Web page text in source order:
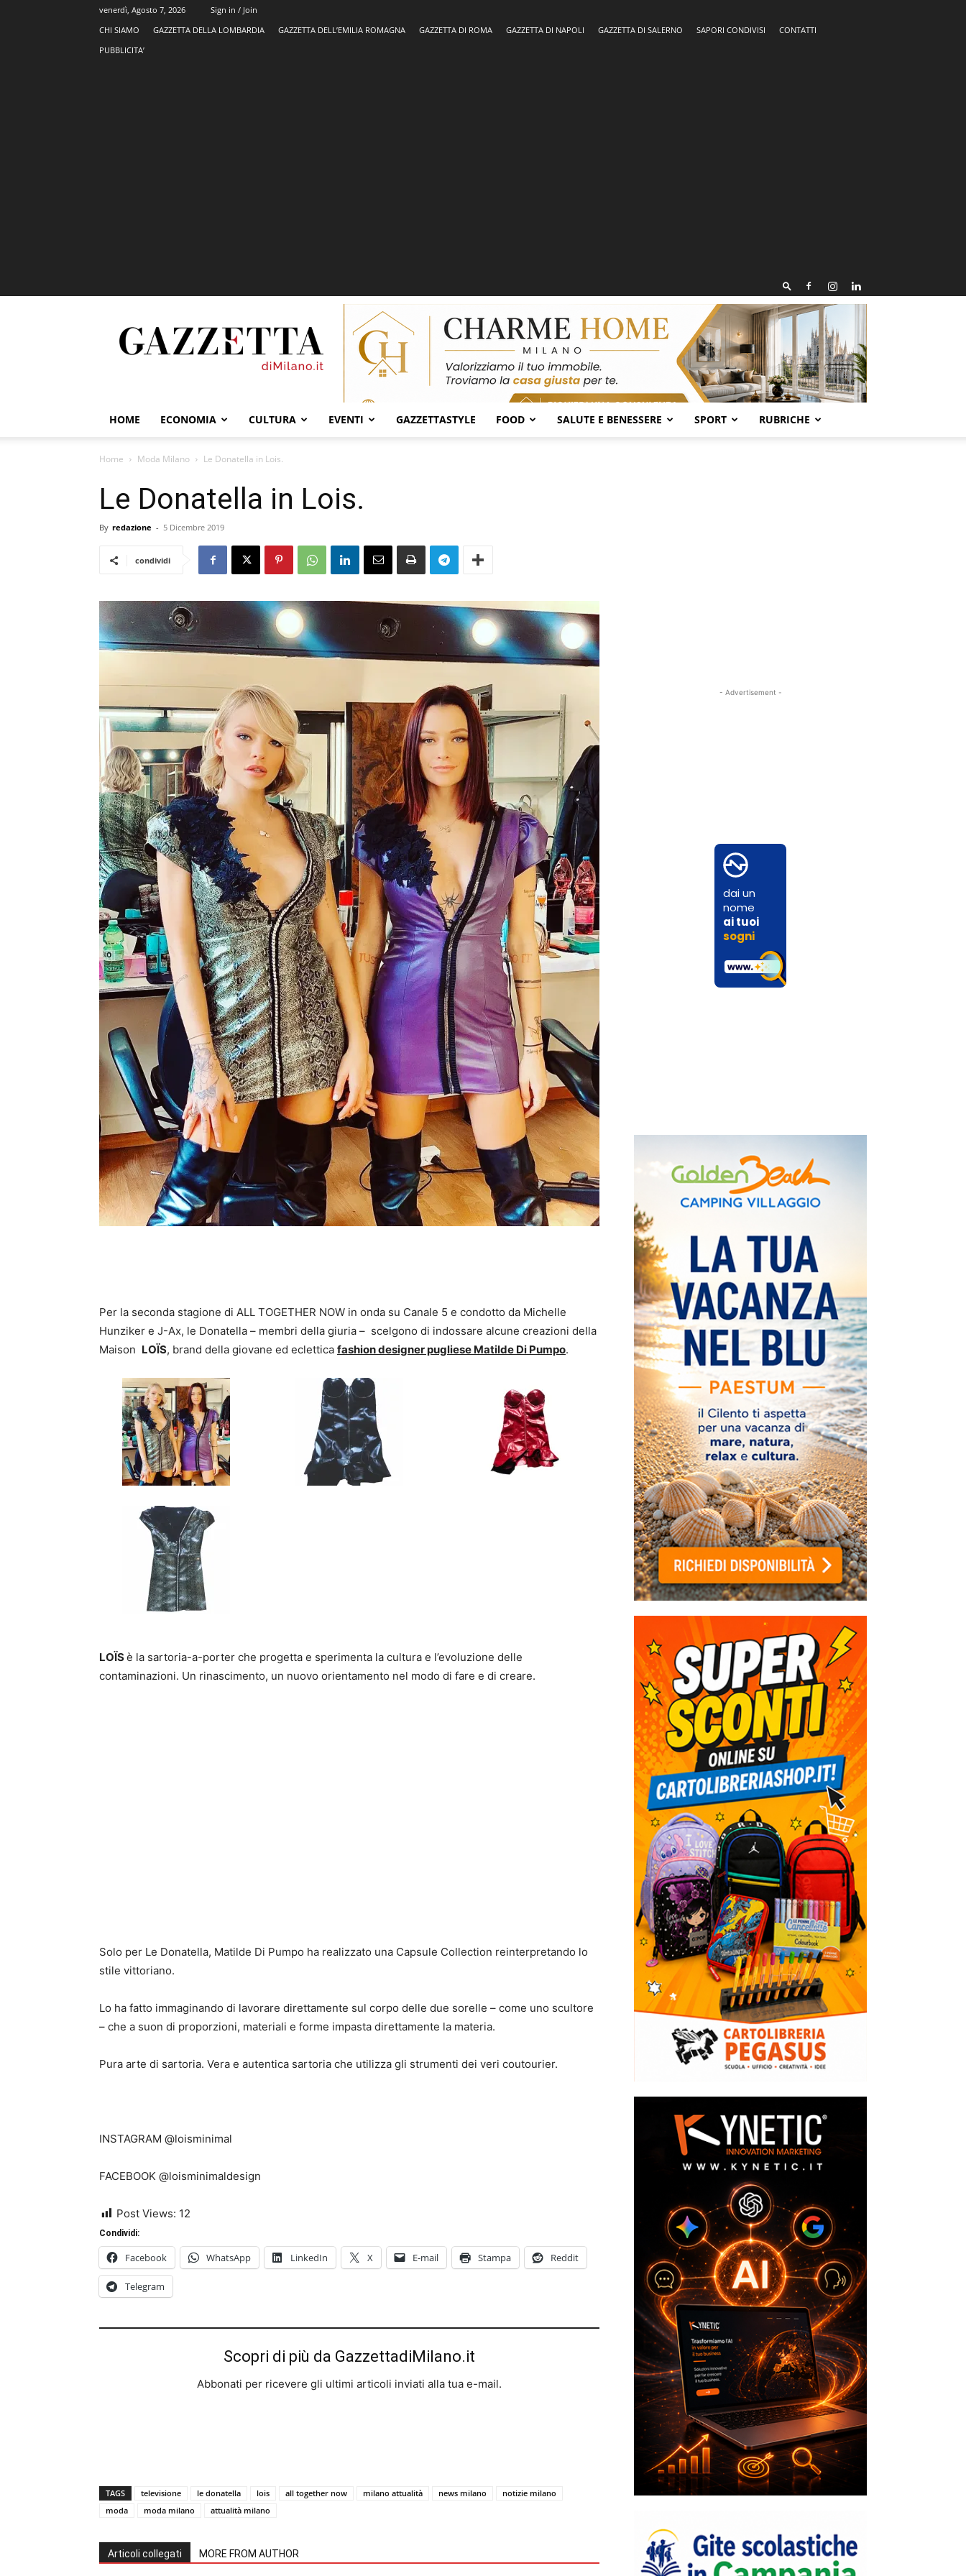
venerdì, Agosto 7, 2026
Sign in / Join
CHI SIAMO
GAZZETTA DELLA LOMBARDIA GAZZETTA DELL’EMILIA ROMAGNA GAZZETTA DI ROMA GAZZETTA DI NAPOLI GAZZETTA DI SALERNO SAPORI CONDIVISI
CONTATTI
PUBBLICITA’
HOME ECONOMIA CULTURA EVENTI GAZZETTASTYLE FOOD SALUTE E BENESSERE SPORT RUBRICHE
Home Moda Milano Le Donatella in Lois.
Le Donatella in Lois.
By redazione - 5 Dicembre 2019
condividi
Per la seconda stagione di ALL TOGETHER NOW in onda su Canale 5 e condotto da Michelle
Hunziker e J-Ax, le Donatella – membri della giuria – scelgono di indossare alcune creazioni della
Maison LOÏS, brand della giovane ed eclettica fashion designer pugliese Matilde Di Pumpo.
LOÏSè la sartoria-a-porter che progetta e sperimenta la cultura e l’evoluzione delle
contaminazioni. Un rinascimento, un nuovo orientamento nel modo di fare e di creare.
Solo per Le Donatella, Matilde Di Pumpo ha realizzato una Capsule Collection reinterpretando lo
stile vittoriano.
Lo ha fatto immaginando di lavorare direttamente sul corpo delle due sorelle – come uno scultore
– che a suon di proporzioni, materiali e forme impasta direttamente la materia.
Pura arte di sartoria. Vera e autentica sartoria che utilizza gli strumenti dei veri coutourier.
INSTAGRAM @loisminimal
FACEBOOK @loisminimaldesign
Post Views: 12
Condividi:
Facebook WhatsApp LinkedIn X E-mail Stampa Reddit
Telegram
Scopri di più da GazzettadiMilano.it
Abbonati per ricevere gli ultimi articoli inviati alla tua e-mail.
TAGS televisione le donatella lois all together now milano attualità news milano
notizie milano
moda
moda milano attualità milano
Articoli collegati MORE FROM AUTHOR
- Advertisement -